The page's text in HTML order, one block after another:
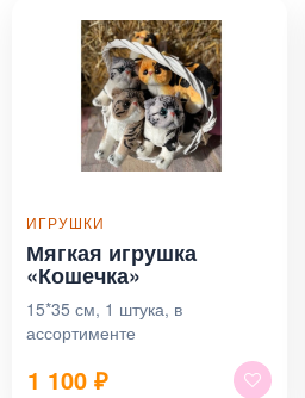
ИГРУШКИ
Мягкая игрушка
«Кошечка»
15*35 см, 1 штука, в
ассортименте
1 100 ₽